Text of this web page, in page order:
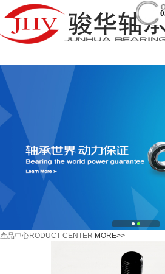
產品中心RODUCT CENTER MORE>>